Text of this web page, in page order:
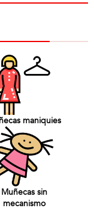
maniquies
Muñecas sin
mecanismo